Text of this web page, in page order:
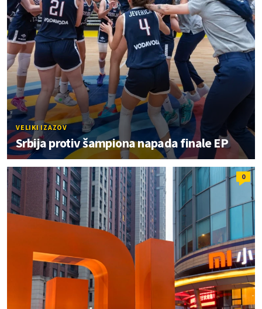
VELIKI IZAZOV
Srbija protiv šampiona napada finale EP
0